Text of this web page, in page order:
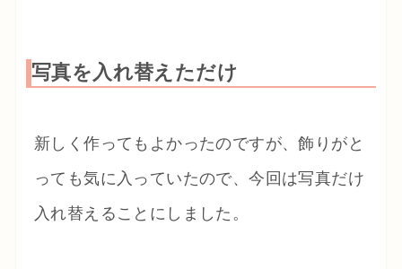
写真を入れ替えただけ
新しく作ってもよかったのですが、飾りがと
っても気に入っていたので、今回は写真だけ
入れ替えることにしました。